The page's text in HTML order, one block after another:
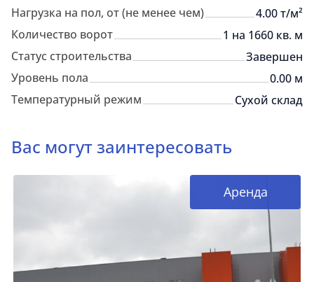
Нагрузка на пол, от (не менее чем)
4.00 т/м²
Количество ворот
1 на 1660 кв. м
Статус строительства
Завершен
Уровень пола
0.00 м
Температурный режим
Сухой склад
Вас могут заинтересовать
Аренда